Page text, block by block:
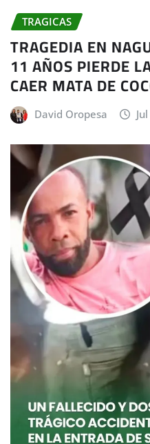
TRAGICAS
TRAGEDIA EN
11 AÑOS PIERDE
CAER MATA DE
David Oropesa